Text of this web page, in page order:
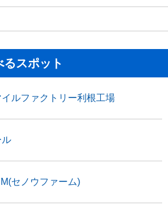
るスポット
ルファクトリー利根工場
ル
セノウファーム)